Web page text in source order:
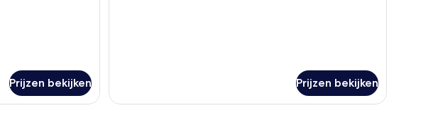
Prijzen bekijken Prijzen bekijken